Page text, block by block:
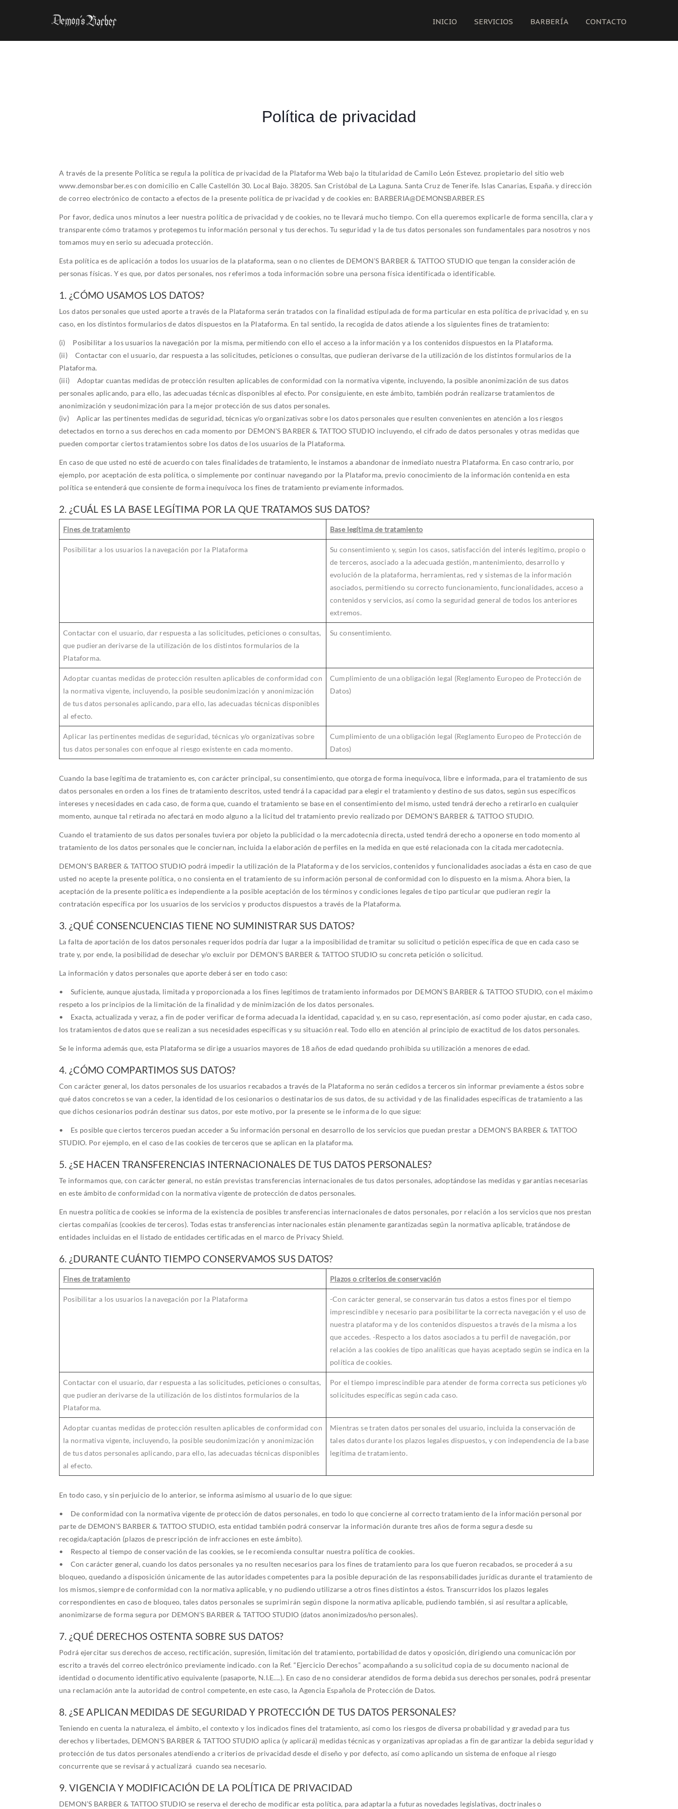
INICIO SERVICIOS BARBERÍA CONTACTO
Política de privacidad
A través de la presente Política se regula la política de privacidad de la Plataforma Web bajo la titularidad de Camilo León Estevez. propietario del sitio web
www.demonsbarber.es con domicilio en Calle Castellón 30. Local Bajo. 38205. San Cristóbal de La Laguna. Santa Cruz de Tenerife. Islas Canarias, España. y dirección
de correo electrónico de contacto a efectos de la presente política de privacidad y de cookies en: BARBERIA@DEMONSBARBER.ES
Por favor, dedica unos minutos a leer nuestra política de privacidad y de cookies, no te llevará mucho tiempo. Con ella queremos explicarle de forma sencilla, clara y
transparente cómo tratamos y protegemos tu información personal y tus derechos. Tu seguridad y la de tus datos personales son fundamentales para nosotros y nos
tomamos muy en serio su adecuada protección.
Esta política es de aplicación a todos los usuarios de la plataforma, sean o no clientes de DEMON’S BARBER & TATTOO STUDIO que tengan la consideración de
personas físicas. Y es que, por datos personales, nos referimos a toda información sobre una persona física identificada o identificable.
1. ¿CÓMO USAMOS LOS DATOS?
Los datos personales que usted aporte a través de la Plataforma serán tratados con la finalidad estipulada de forma particular en esta política de privacidad y, en su
caso, en los distintos formularios de datos dispuestos en la Plataforma. En tal sentido, la recogida de datos atiende a los siguientes fines de tratamiento:
(i) Posibilitar a los usuarios la navegación por la misma, permitiendo con ello el acceso a la información y a los contenidos dispuestos en la Plataforma.
(ii) Contactar con el usuario, dar respuesta a las solicitudes, peticiones o consultas, que pudieran derivarse de la utilización de los distintos formularios de la
Plataforma.
(iii) Adoptar cuantas medidas de protección resulten aplicables de conformidad con la normativa vigente, incluyendo, la posible anonimización de sus datos
personales aplicando, para ello, las adecuadas técnicas disponibles al efecto. Por consiguiente, en este ámbito, también podrán realizarse tratamientos de
anonimización y seudonimización para la mejor protección de sus datos personales.
(iv) Aplicar las pertinentes medidas de seguridad, técnicas y/o organizativas sobre los datos personales que resulten convenientes en atención a los riesgos
detectados en torno a sus derechos en cada momento por DEMON’S BARBER & TATTOO STUDIO incluyendo, el cifrado de datos personales y otras medidas que
pueden comportar ciertos tratamientos sobre los datos de los usuarios de la Plataforma.
En caso de que usted no esté de acuerdo con tales finalidades de tratamiento, le instamos a abandonar de inmediato nuestra Plataforma. En caso contrario, por
ejemplo, por aceptación de esta política, o simplemente por continuar navegando por la Plataforma, previo conocimiento de la información contenida en esta
política se entenderá que consiente de forma inequívoca los fines de tratamiento previamente informados.
2. ¿CUÁL ES LA BASE LEGÍTIMA POR LA QUE TRATAMOS SUS DATOS?
Fines de tratamiento Base legítima de tratamiento
Posibilitar a los usuarios la navegación por la Plataforma
Su consentimiento y, según los casos, satisfacción del interés legítimo, propio o
de terceros, asociado a la adecuada gestión, mantenimiento, desarrollo y
evolución de la plataforma, herramientas, red y sistemas de la información
asociados, permitiendo su correcto funcionamiento, funcionalidades, acceso a
contenidos y servicios, así como la seguridad general de todos los anteriores
extremos.
Contactar con el usuario, dar respuesta a las solicitudes, peticiones o consultas,
que pudieran derivarse de la utilización de los distintos formularios de la
Plataforma.
Su consentimiento.
Adoptar cuantas medidas de protección resulten aplicables de conformidad con
la normativa vigente, incluyendo, la posible seudonimización y anonimización
de tus datos personales aplicando, para ello, las adecuadas técnicas disponibles
al efecto.
Cumplimiento de una obligación legal (Reglamento Europeo de Protección de
Datos)
Aplicar las pertinentes medidas de seguridad, técnicas y/o organizativas sobre
tus datos personales con enfoque al riesgo existente en cada momento.
Cumplimiento de una obligación legal (Reglamento Europeo de Protección de
Datos)
Cuando la base legítima de tratamiento es, con carácter principal, su consentimiento, que otorga de forma inequívoca, libre e informada, para el tratamiento de sus
datos personales en orden a los fines de tratamiento descritos, usted tendrá la capacidad para elegir el tratamiento y destino de sus datos, según sus específicos
intereses y necesidades en cada caso, de forma que, cuando el tratamiento se base en el consentimiento del mismo, usted tendrá derecho a retirarlo en cualquier
momento, aunque tal retirada no afectará en modo alguno a la licitud del tratamiento previo realizado por DEMON’S BARBER & TATTOO STUDIO.
Cuando el tratamiento de sus datos personales tuviera por objeto la publicidad o la mercadotecnia directa, usted tendrá derecho a oponerse en todo momento al
tratamiento de los datos personales que le conciernan, incluida la elaboración de perfiles en la medida en que esté relacionada con la citada mercadotecnia.
DEMON’S BARBER & TATTOO STUDIO podrá impedir la utilización de la Plataforma y de los servicios, contenidos y funcionalidades asociadas a ésta en caso de que
usted no acepte la presente política, o no consienta en el tratamiento de su información personal de conformidad con lo dispuesto en la misma. Ahora bien, la
aceptación de la presente política es independiente a la posible aceptación de los términos y condiciones legales de tipo particular que pudieran regir la
contratación específica por los usuarios de los servicios y productos dispuestos a través de la Plataforma.
3. ¿QUÉ CONSENCUENCIAS TIENE NO SUMINISTRAR SUS DATOS?
La falta de aportación de los datos personales requeridos podría dar lugar a la imposibilidad de tramitar su solicitud o petición específica de que en cada caso se
trate y, por ende, la posibilidad de desechar y/o excluir por DEMON’S BARBER & TATTOO STUDIO su concreta petición o solicitud.
La información y datos personales que aporte deberá ser en todo caso:
• Suficiente, aunque ajustada, limitada y proporcionada a los fines legítimos de tratamiento informados por DEMON’S BARBER & TATTOO STUDIO, con el máximo
respeto a los principios de la limitación de la finalidad y de minimización de los datos personales.
• Exacta, actualizada y veraz, a fin de poder verificar de forma adecuada la identidad, capacidad y, en su caso, representación, así como poder ajustar, en cada caso,
los tratamientos de datos que se realizan a sus necesidades específicas y su situación real. Todo ello en atención al principio de exactitud de los datos personales.
Se le informa además que, esta Plataforma se dirige a usuarios mayores de 18 años de edad quedando prohibida su utilización a menores de edad.
4. ¿CÓMO COMPARTIMOS SUS DATOS?
Con carácter general, los datos personales de los usuarios recabados a través de la Plataforma no serán cedidos a terceros sin informar previamente a éstos sobre
qué datos concretos se van a ceder, la identidad de los cesionarios o destinatarios de sus datos, de su actividad y de las finalidades específicas de tratamiento a las
que dichos cesionarios podrán destinar sus datos, por este motivo, por la presente se le informa de lo que sigue:
• Es posible que ciertos terceros puedan acceder a Su información personal en desarrollo de los servicios que puedan prestar a DEMON’S BARBER & TATTOO
STUDIO. Por ejemplo, en el caso de las cookies de terceros que se aplican en la plataforma.
5. ¿SE HACEN TRANSFERENCIAS INTERNACIONALES DE TUS DATOS PERSONALES?
Te informamos que, con carácter general, no están previstas transferencias internacionales de tus datos personales, adoptándose las medidas y garantías necesarias
en este ámbito de conformidad con la normativa vigente de protección de datos personales.
En nuestra política de cookies se informa de la existencia de posibles transferencias internacionales de datos personales, por relación a los servicios que nos prestan
ciertas compañías (cookies de terceros). Todas estas transferencias internacionales están plenamente garantizadas según la normativa aplicable, tratándose de
entidades incluidas en el listado de entidades certificadas en el marco de Privacy Shield.
6. ¿DURANTE CUÁNTO TIEMPO CONSERVAMOS SUS DATOS?
Fines de tratamiento Plazos o criterios de conservación
Posibilitar a los usuarios la navegación por la Plataforma
-Con carácter general, se conservarán tus datos a estos fines por el tiempo
imprescindible y necesario para posibilitarte la correcta navegación y el uso de
nuestra plataforma y de los contenidos dispuestos a través de la misma a los
que accedes. -Respecto a los datos asociados a tu perfil de navegación, por
relación a las cookies de tipo analíticas que hayas aceptado según se indica en la
política de cookies.
Contactar con el usuario, dar respuesta a las solicitudes, peticiones o consultas,
que pudieran derivarse de la utilización de los distintos formularios de la
Plataforma.
Por el tiempo imprescindible para atender de forma correcta sus peticiones y/o
solicitudes específicas según cada caso.
Adoptar cuantas medidas de protección resulten aplicables de conformidad con
la normativa vigente, incluyendo, la posible seudonimización y anonimización
de tus datos personales aplicando, para ello, las adecuadas técnicas disponibles
al efecto.
Mientras se traten datos personales del usuario, incluida la conservación de
tales datos durante los plazos legales dispuestos, y con independencia de la base
legítima de tratamiento.
En todo caso, y sin perjuicio de lo anterior, se informa asimismo al usuario de lo que sigue:
• De conformidad con la normativa vigente de protección de datos personales, en todo lo que concierne al correcto tratamiento de la información personal por
parte de DEMON’S BARBER & TATTOO STUDIO, esta entidad también podrá conservar la información durante tres años de forma segura desde su
recogida/captación (plazos de prescripción de infracciones en este ámbito).
• Respecto al tiempo de conservación de las cookies, se le recomienda consultar nuestra política de cookies.
• Con carácter general, cuando los datos personales ya no resulten necesarios para los fines de tratamiento para los que fueron recabados, se procederá a su
bloqueo, quedando a disposición únicamente de las autoridades competentes para la posible depuración de las responsabilidades jurídicas durante el tratamiento de
los mismos, siempre de conformidad con la normativa aplicable, y no pudiendo utilizarse a otros fines distintos a éstos. Transcurridos los plazos legales
correspondientes en caso de bloqueo, tales datos personales se suprimirán según dispone la normativa aplicable, pudiendo también, si así resultara aplicable,
anonimizarse de forma segura por DEMON’S BARBER & TATTOO STUDIO (datos anonimizados/no personales).
7. ¿QUÉ DERECHOS OSTENTA SOBRE SUS DATOS?
Podrá ejercitar sus derechos de acceso, rectificación, supresión, limitación del tratamiento, portabilidad de datos y oposición, dirigiendo una comunicación por
escrito a través del correo electrónico previamente indicado. con la Ref. “Ejercicio Derechos” acompañando a su solicitud copia de su documento nacional de
identidad o documento identificativo equivalente (pasaporte, N.I.E….). En caso de no considerar atendidos de forma debida sus derechos personales, podrá presentar
una reclamación ante la autoridad de control competente, en este caso, la Agencia Española de Protección de Datos.
8. ¿SE APLICAN MEDIDAS DE SEGURIDAD Y PROTECCIÓN DE TUS DATOS PERSONALES?
Teniendo en cuenta la naturaleza, el ámbito, el contexto y los indicados fines del tratamiento, así como los riesgos de diversa probabilidad y gravedad para tus
derechos y libertades, DEMON’S BARBER & TATTOO STUDIO aplica (y aplicará) medidas técnicas y organizativas apropiadas a fin de garantizar la debida seguridad y
protección de tus datos personales atendiendo a criterios de privacidad desde el diseño y por defecto, así como aplicando un sistema de enfoque al riesgo
concurrente que se revisará y actualizará cuando sea necesario.
9. VIGENCIA Y MODIFICACIÓN DE LA POLÍTICA DE PRIVACIDAD
DEMON’S BARBER & TATTOO STUDIO se reserva el derecho de modificar esta política, para adaptarla a futuras novedades legislativas, doctrinales o